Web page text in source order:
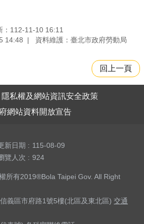
：112-11-10 16:11
14:48
資料維護：臺北市政府勞動局
回上一頁
隱私權及網站資訊安全政策
網站資料開放宣告
新日期
115-08-09
覽人次
924
所有2019®Bola Taipei Gov. All Right
義區市府路1號5樓(北區及東北區) 交通